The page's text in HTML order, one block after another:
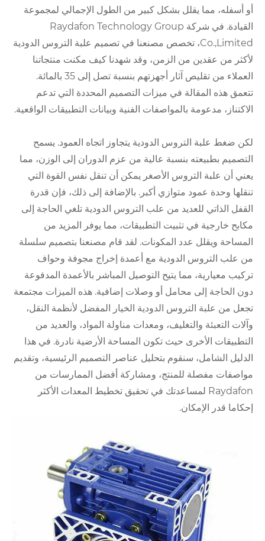
أو أسفله، مما يقلل بشكل كبير من الطول الإجمالي لمجموعة
القيادة. في شركة Raydafon Technology Group
Co.,Limited، تخصص مصنعنا في تصميم علبة التروس الدودية
لأكثر من عقدين من الزمن، وقد شهدنا كيف مكنت منتجاتنا
العملاء من تقليص آثار أجهزتهم بنسبة تصل إلى 35 بالمائة.
تتعمق هذه المقالة في ميزات التصميم المحددة التي تدعم
الاكتناز، مدعومة بالمواصفات الفنية وبيانات التطبيقات الواقعية.
لكن ضغط علبة التروس الدودية يتجاوز اتجاه العمود. يسمح
التصميم بطبيعته بنسبة عالية من عزم الدوران إلى الوزن، مما
يعني أن علبة التروس الأصغر يمكن أن تنقل نفس القوة التي
تنقلها وحدة عمود متوازي أكبر. بالإضافة إلى ذلك، فإن قدرة
القفل الذاتي للعديد من علب التروس الدودية تلغي الحاجة إلى
مكابح خارجية في تثبيت التطبيقات، مما يوفر المزيد من
المساحة ويقلل عدد المكونات. لقد قام مصنعنا بتصميم سلسلة
من علب التروس الدودية مع أعمدة إخراج مجوفة وحواف
تركيب معيارية، مما يتيح التوصيل المباشر بالأعمدة المدفوعة
دون الحاجة إلى محامل أو وصلات إضافية. هذه الميزات مجتمعة
تجعل من علبة التروس الدودية الخيار المفضل لأنظمة النقل،
وآلات التعبئة والتغليف، ومعدات مناولة المواد، والعديد من
التطبيقات الأخرى حيث تكون المساحة الأرضية نادرة. في هذا
الدليل الشامل، سنقوم بتحليل عناصر التصميم الرئيسية، وتقديم
مواصفات مفصلة للمنتج، ومشاركة أفضل الممارسات من
Raydafon لمساعدتك في تحقيق تخطيط المعدات الأكثر
إحكاما قدر الإمكان.